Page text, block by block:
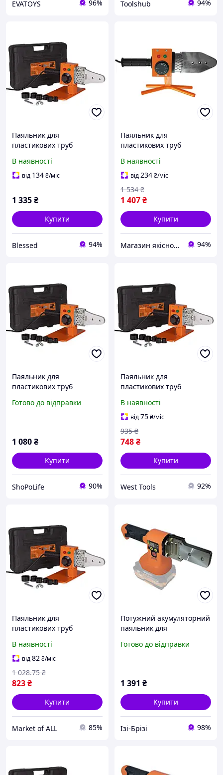
EVATOYS 96% Toolshub 94%
Паяльник для
пластикових труб
Tex.AC ТА-01-700 : 600 Вт,
20-32мм насадки,
труб
В наявності
від 134₴/міс
1 335₴
Купити
Blessed 94%
Паяльник для
пластикових труб
Tex.AC TA-WP1200 :
1200Вт,
20/25/32/40/50/63мм
насадки (00472)
В наявності
від234₴/міс
1 407₴
1 534 ₴
Купити
Магазин якісного інструменту Tools Shop 24/7 94%
Паяльник для
пластикових труб
Tex.AC ТА-01-700: 600 Вт,
Готово до відправки
1 080₴
Купити
ShoPoLife 90%
Паяльник для
пластикових труб
Tex.AC ТА-01-700 : 600 Вт,
20-32мм насадки,
зварювання полімерних
труб WES26
В наявності
від75₴/міс
748₴
935 ₴
Купити
West Tools 92%
Паяльник для
пластикових труб
Tex.AC ТА-01-700 : 600 Вт,
20-32мм насадки,
зварювання полімерних
труб
В наявності
від82₴/міс
823₴
1 028.75 ₴
Купити
Market of ALL 85%
Потужний акумуляторний
паяльник для
TAOE-PWM350 : без АКБ
Готово до відправки
1 391 ₴
Купити
Ізі-Брізі 98%